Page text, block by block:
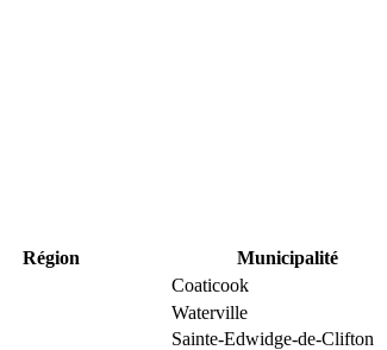
Région Municipalité
Coaticook
Waterville
Sainte-Edwidge-de-Clifton